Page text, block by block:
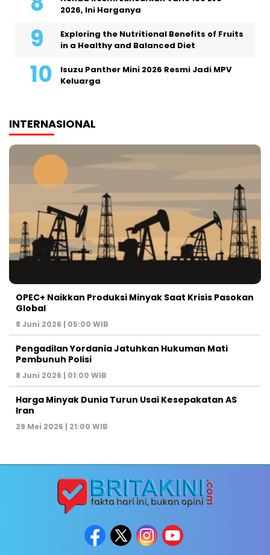
2026, Ini Harganya
Exploring the Nutritional Benefits of Fruits
in a Healthy and Balanced Diet
Isuzu Panther Mini 2026 Resmi Jadi MPV
Keluarga
INTERNASIONAL
OPEC+ Naikkan Produksi Minyak Saat Krisis Pasokan
Global
8 Juni 2026 | 05:00 WIB
Pengadilan Yordania Jatuhkan Hukuman Mati
Pembunuh Polisi
8 Juni 2026 | 01:00 WIB
Harga Minyak Dunia Turun Usai Kesepakatan AS
Iran
29 Mei 2026 | 21:00 WIB